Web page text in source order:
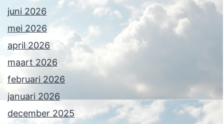
juni 2026
mei 2026
april 2026
maart 2026
februari 2026
januari 2026
december 2025